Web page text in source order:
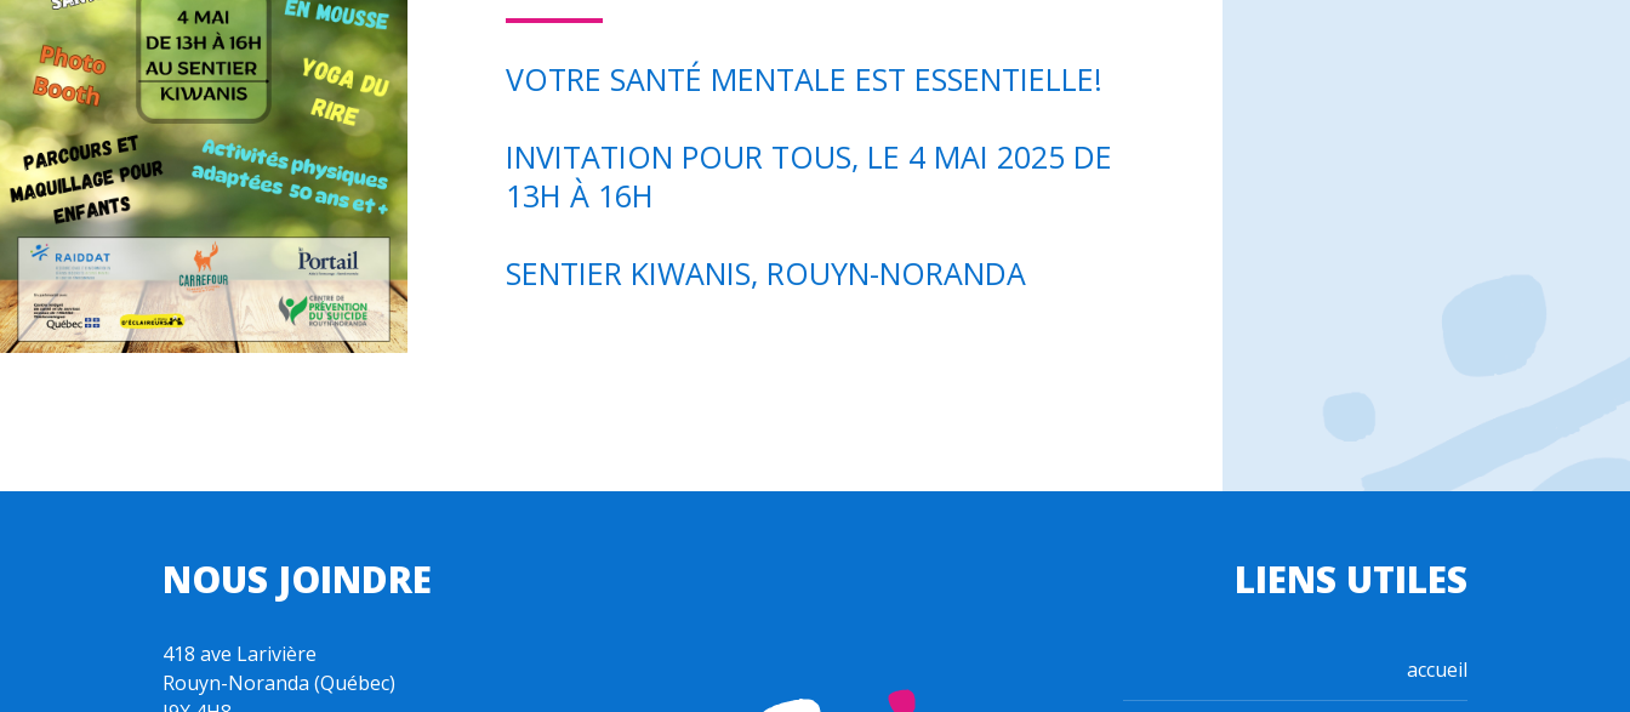
VOTRE SANTÉ MENTALE EST ESSENTIELLE!
INVITATION POUR TOUS, LE 4 MAI 2025 DE
13H À 16H
SENTIER KIWANIS, ROUYN-NORANDA
NOUS JOINDRE
418 ave Larivière
Rouyn-Noranda (Québec)
LIENS UTILES
accueil